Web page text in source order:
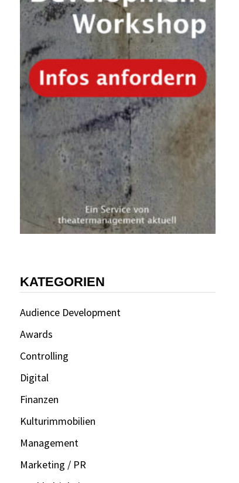
KATEGORIEN
Audience Development
Awards
Controlling
Digital
Finanzen
Kulturimmobilien
Management
Marketing / PR